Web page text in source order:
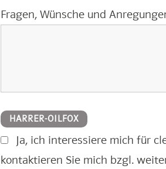
Fragen, Wünsche und
HARRER-OILFOX
Ja, ich interessiere mich für
kontaktieren Sie mich bzgl.